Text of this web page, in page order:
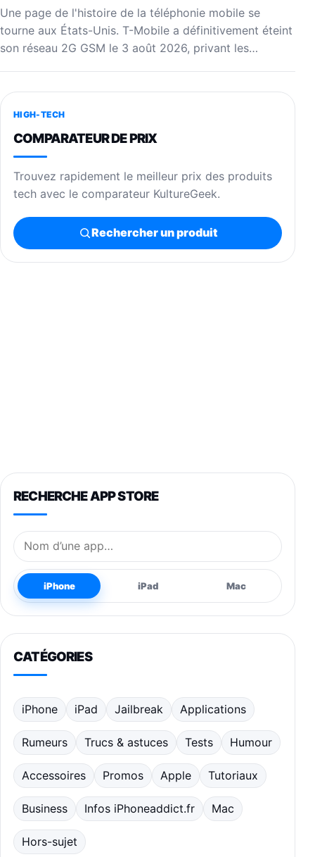
Une page de l'histoire de la téléphonie mobile se
tourne aux États-Unis. T-Mobile a définitivement éteint
son réseau 2G GSM le 3 août 2026, privant les…
HIGH-TECH
COMPARATEUR DE PRIX
Trouvez rapidement le meilleur prix des produits
tech avec le comparateur KultureGeek.
Rechercher un produit
RECHERCHE APP STORE
Nom de l’application
iPhone iPad Mac
CATÉGORIES
iPhone iPad Jailbreak Applications
Rumeurs Trucs & astuces Tests Humour
Accessoires Promos Apple Tutoriaux
Business Infos iPhoneaddict.fr Mac
Hors-sujet